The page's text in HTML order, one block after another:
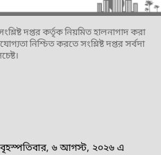
দপ্তর কর্তৃক নিয়মিত হালনাগাদ করা
নিশ্চিত করতে সংশ্লিষ্ট দপ্তর সর্বদা
বৃহস্পতিবার, ৬ আগস্ট, ২০২৬ এ